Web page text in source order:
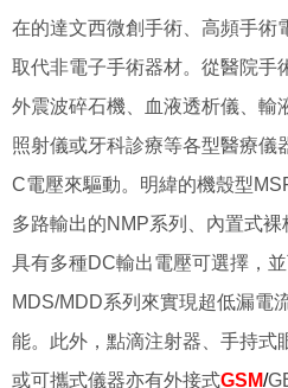
在的達文西微創手術、高頻手術
取代非電子手術器材。從醫院手
外震波碎石機、血液透析儀、輸
照射儀或牙科診療等各型醫療儀
C電壓來驅動。明緯的機殼型
多路輸出的NMP系列、內置式
具有多種DC輸出電壓可選擇，
MDS/MDD系列來實現超低漏電
能。此外，點滴注射器、手持式
或可攜式儀器亦有外接式GSM/